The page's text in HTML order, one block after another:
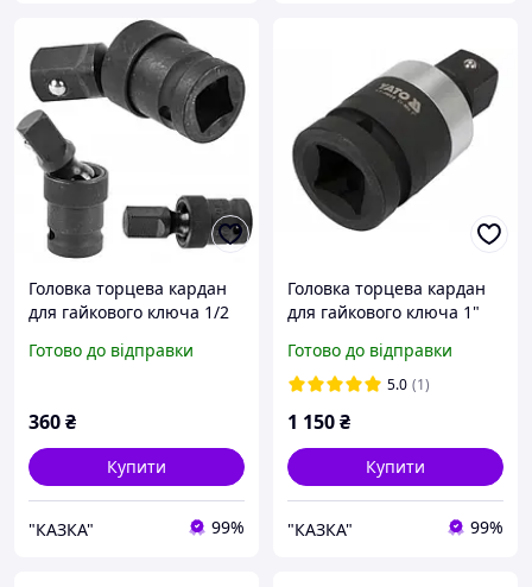
Головка торцева кардан
для гайкового ключа 1/2
Готово до відправки
360₴
Купити
"КАЗКА" 99%
Головка торцева кардан
для гайкового ключа 1"
Готово до відправки
5.0 (1)
1 150₴
Купити
"КАЗКА" 99%